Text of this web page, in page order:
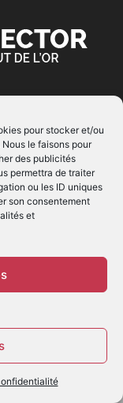
pour stocker et/ou
le faisons pour
des publicités
permettra de traiter
ou les ID uniques
son consentement
et
| Tous Droits